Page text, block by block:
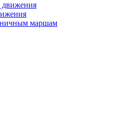
движения
маршам